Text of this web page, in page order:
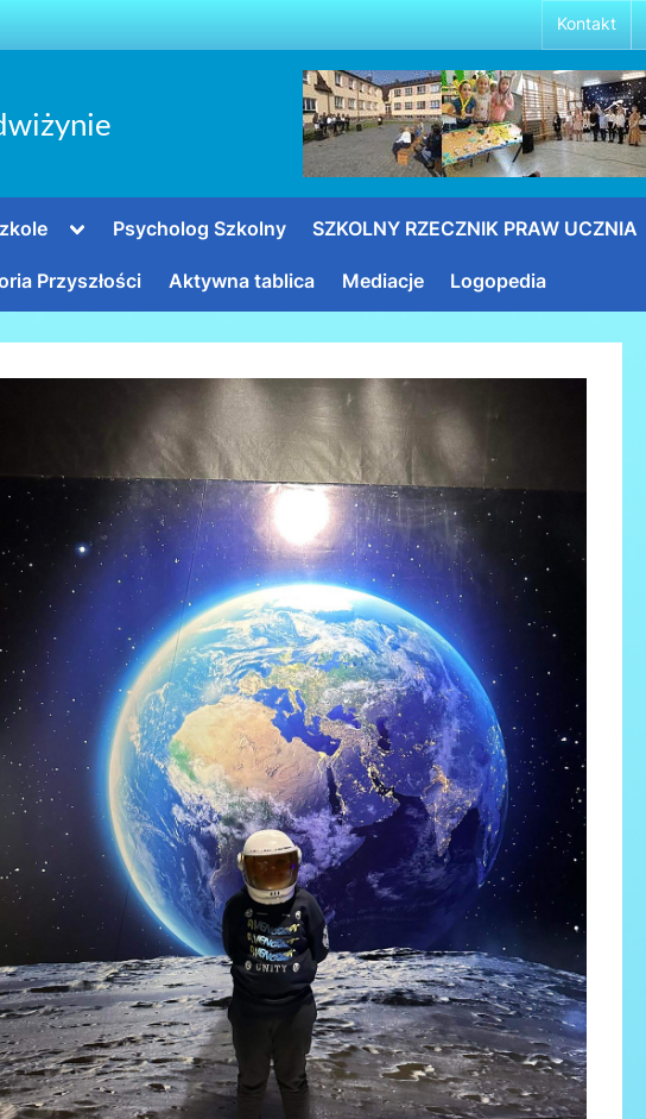
Kontakt
TogglePsycholog Szkolny SZKOLNY RZECZNIK PRAW UCZNIA
Przyszłości Aktywna tablica Mediacje Logopedia